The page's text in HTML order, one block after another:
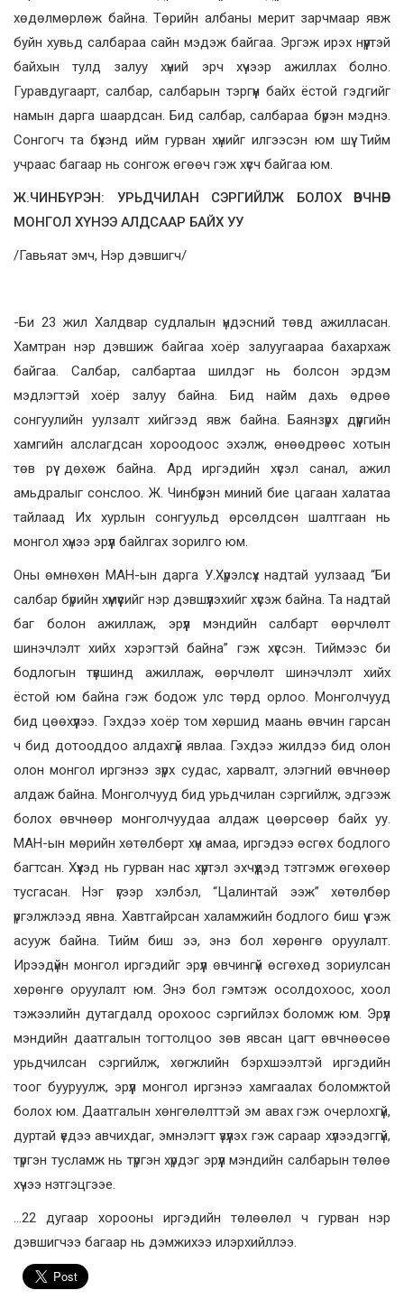
хөдөлмөрлөж байна. Төрийн албаны мерит зарчмаар явж
буйн хувьд салбараа сайн мэдэж байгаа. Эргэж ирэх нүүртэй
байхын тулд залуу хүний эрч хүчээр ажиллах болно.
Гуравдугаарт, салбар, салбарын тэргүүн байх ёстой гэдгийг
намын дарга шаардсан. Бид салбар, салбараа бүрэн мэднэ.
Сонгогч та бүхэнд ийм гурван хүнийг илгээсэн юм шүү. Тийм
учраас багаар нь сонгож өгөөч гэж хүсч байгаа юм.
Ж.ЧИНБҮРЭН: УРЬДЧИЛАН СЭРГИЙЛЖ БОЛОХ ӨВЧНӨӨР
МОНГОЛ ХҮНЭЭ АЛДСААР БАЙХ УУ
/Гавьяат эмч, Нэр дэвшигч/
-Би 23 жил Халдвар судлалын үндэсний төвд ажилласан.
Хамтран нэр дэвшиж байгаа хоёр залуугаараа бахархаж
байгаа. Салбар, салбартаа шилдэг нь болсон эрдэм
мэдлэгтэй хоёр залуу байна. Бид найм дахь өдрөө
сонгуулийн уулзалт хийгээд явж байна. Баянзүрх дүүргийн
хамгийн алслагдсан хороодоос эхэлж, өнөөдрөөс хотын
төв рүү дөхөж байна. Ард иргэдийн хүсэл санал, ажил
амьдралыг сонслоо. Ж. Чинбүрэн миний бие цагаан халатаа
тайлаад Их хурлын сонгуульд өрсөлдсөн шалтгаан нь
монгол хүнээ эрүүл байлгах зорилго юм.
Оны өмнөхөн МАН-ын дарга У.Хүрэлсүх надтай уулзаад “Би
салбар бүрийн хүмүүсийг нэр дэвшүүлэхийг хүсэж байна. Та надтай
баг болон ажиллаж, эрүүл мэндийн салбарт өөрчлөлт
шинэчлэлт хийх хэрэгтэй байна” гэж хүссэн. Тиймээс би
бодлогын түвшинд ажиллаж, өөрчлөлт шинэчлэлт хийх
ёстой юм байна гэж бодож улс төрд орлоо. Монголчууд
бид цөөхүүлээ. Гэхдээ хоёр том хөршид маань өвчин гарсан
ч бид дотооддоо алдахгүй явлаа. Гэхдээ жилдээ бид олон
олон монгол иргэнээ зүрх судас, харвалт, элэгний өвчнөөр
алдаж байна. Монголчууд бид урьдчилан сэргийлж, эдгээж
болох өвчнөөр монголчуудаа алдаж цөөрсөөр байх уу.
МАН-ын мөрийн хөтөлбөрт хүн амаа, иргэдээ өсгөх бодлого
багтсан. Хүүхэд нь гурван нас хүртэл эхчүүдэд тэтгэмж өгөхөөр
тусгасан. Нэг үгээр хэлбэл, “Цалинтай ээж” хөтөлбөр
үргэлжлээд явна. Хавтгайрсан халамжийн бодлого биш үү гэж
асууж байна. Тийм биш ээ, энэ бол хөрөнгө оруулалт.
Ирээдүйн монгол иргэдийг эрүүл өвчингүй өсгөхөд зориулсан
хөрөнгө оруулалт юм. Энэ бол гэмтэж осолдохоос, хоол
тэжээлийн дутагдалд орохоос сэргийлэх боломж юм. Эрүүл
мэндийн даатгалын тогтолцоо зөв явсан цагт өвчнөөсөө
урьдчилсан сэргийлж, хөгжлийн бэрхшээлтэй иргэдийн
тоог бууруулж, эрүүл монгол иргэнээ хамгаалах боломжтой
болох юм. Даатгалын хөнгөлөлттэй эм авах гэж очерлохгүй,
дуртай үедээ авчихдаг, эмнэлэгт үзүүлэх гэж сараар хүлээдэггүй,
түргэн тусламж нь түргэн хүрдэг эрүүл мэндийн салбарын төлөө
хүчээ нэтгэцгээе.
…22 дугаар хорооны иргэдийн төлөөлөл ч гурван нэр
дэвшигчээ багаар нь дэмжихээ илэрхийллээ.